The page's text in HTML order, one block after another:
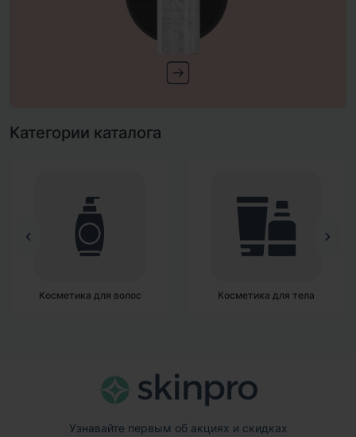
Категории каталога
Косметика для волос Косметика для тела
Узнавайте первым об акциях и скидках